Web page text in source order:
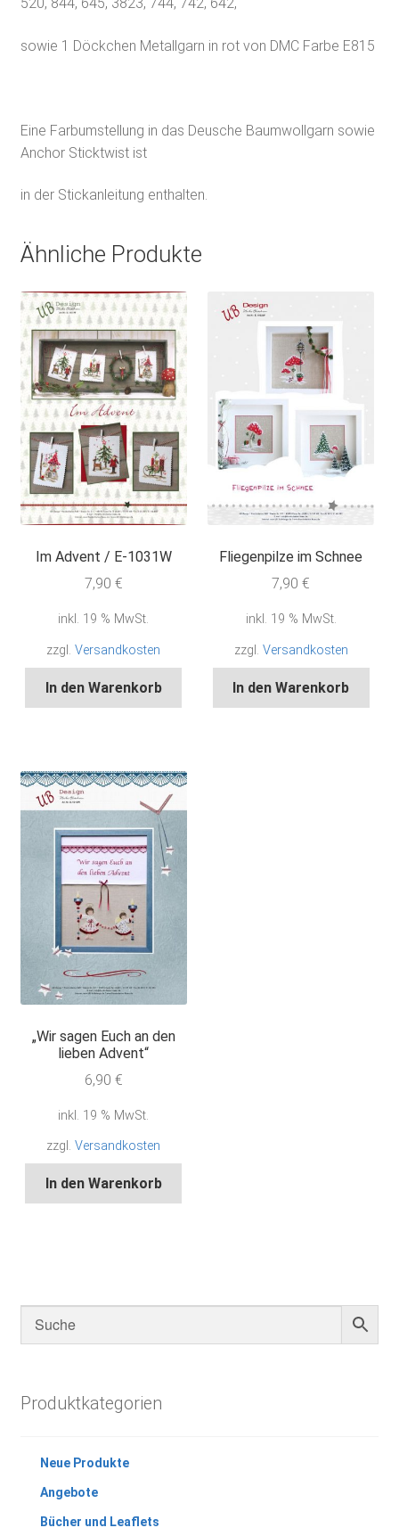
sowie 1 Döckchen Metallgarn in rot von DMC Farbe E815
Eine Farbumstellung in das Deusche Baumwollgarn sowie
Anchor Sticktwist ist
in der Stickanleitung enthalten.
Ähnliche Produkte
Im Advent / E-1031W
7,90 €
inkl. 19 % MwSt.
zzgl.Versandkosten
In den Warenkorb
Fliegenpilze im Schnee
7,90€
inkl. 19 % MwSt.
zzgl. Versandkosten
In den Warenkorb
„Wir sagen Euch an den
lieben Advent“
6,90 €
inkl. 19 % MwSt.
zzgl.Versandkosten
In den Warenkorb
Produktkategorien
Neue Produkte
Angebote
Bücher und Leaflets